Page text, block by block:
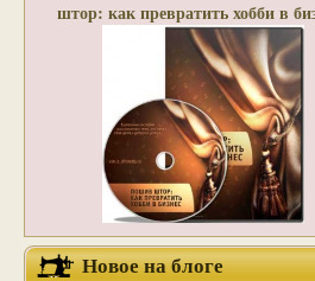
штор: как превратить хобби в
Новое на блоге